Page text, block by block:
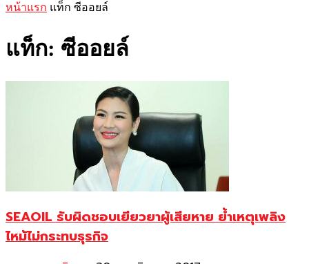
หน้าแรก แท็ก ซีออยล์
แท็ก: ซีออยล์
SEAOIL รับผิดชอบเยียวยาผู้เสียหาย ย้ำเหตุเพลิง
ไหม้ไม่กระทบธุรกิจ